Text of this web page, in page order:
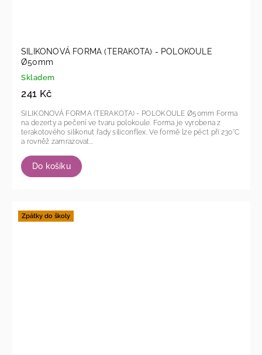
SILIKONOVÁ FORMA (TERAKOTA) - POLOKOULE
Ø50mm
Skladem
241 Kč
Do košíku
SILIKONOVÁ FORMA (TERAKOTA) - POLOKOULE Ø50mm Forma
na dezerty a pečení ve tvaru polokoule. Forma je vyrobena z
terakotového silikonut řady siliconflex. Ve formě lze péct při 230°C
a rovněž zamrazovat...
Zpátky do školy